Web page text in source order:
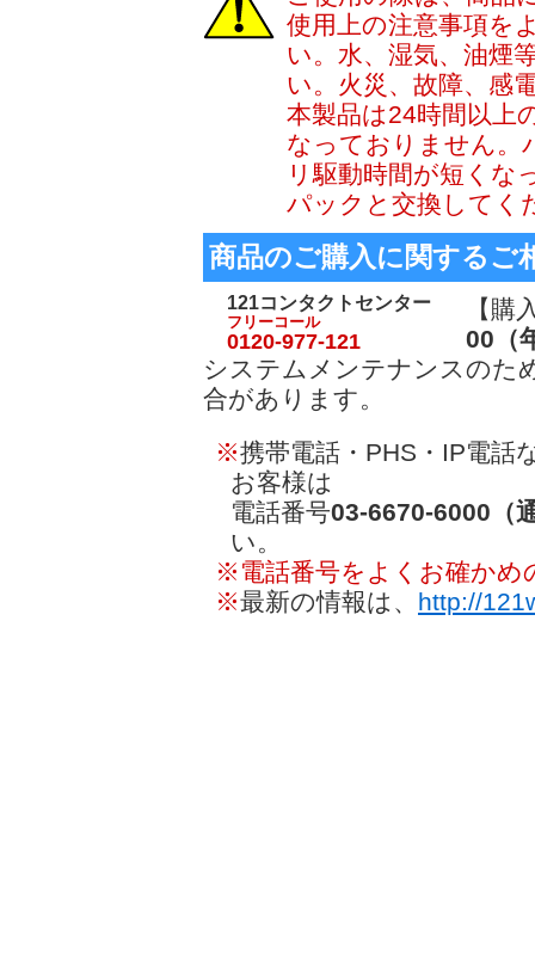
使用上の注意事項を
い。水、湿気、油煙
い。火災、故障、感
本製品は24時間以上
なっておりません。
リ駆動時間が短くな
パックと交換してく
商品のご購入に関するご
121コンタクトセンター
フリーコール
0120-977-121
【
00（
システムメンテナンスのた
合があります。
※携帯電話・PHS・IP電話
お客様は
電話番号03-6670-6000（
い。
※電話番号をよくお確かめ
※最新の情報は、 http://